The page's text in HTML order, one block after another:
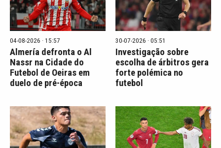
04-08-2026 · 15:57
Almería defronta o Al
Nassr na Cidade do
Futebol de Oeiras em
duelo de pré-época
30-07-2026 · 05:51
Investigação sobre
escolha de árbitros gera
forte polémica no
futebol